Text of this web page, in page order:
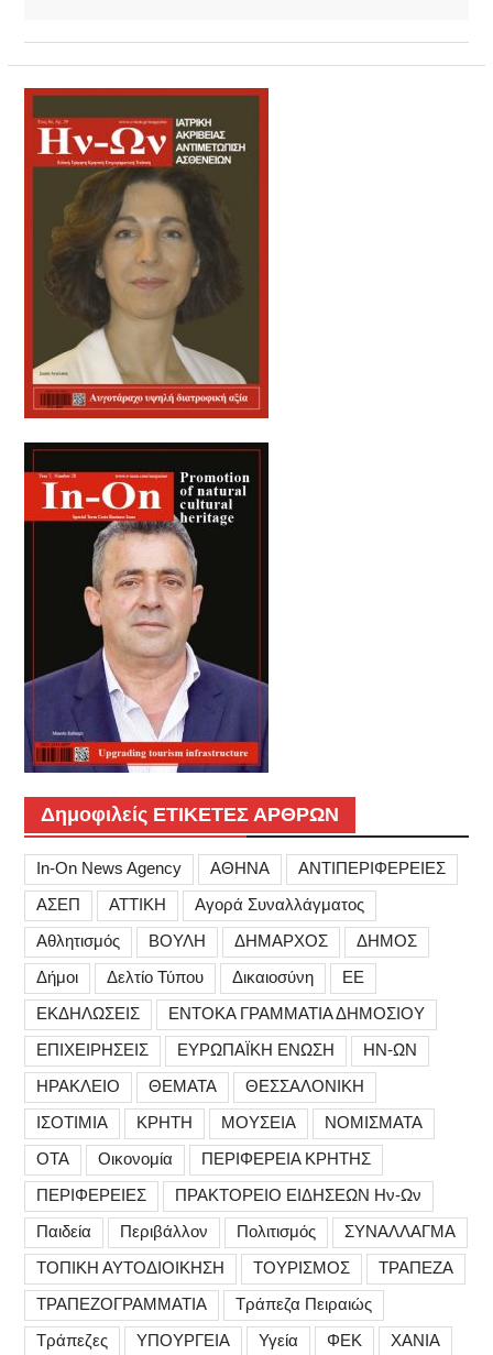
Δημοφιλείς ΕΤΙΚΕΤΕΣ ΑΡΘΡΩΝ
In-On News Agency ΑΘΗΝΑ
ΑΝΤΙΠΕΡΙΦΕΡΕΙΕΣ
ΑΣΕΠ
ΑΤΤΙΚΗ
Αγορά Συναλλάγματος
Αθλητισμός
ΒΟΥΛΗ ΔΗΜΑΡΧΟΣ
ΔΗΜΟΣ
Δήμοι
Δελτίο Τύπου Δικαιοσύνη
ΕΕ
ΕΚΔΗΛΩΣΕΙΣ
ΕΝΤΟΚΑ ΓΡΑΜΜΑΤΙΑ ΔΗΜΟΣΙΟΥ
ΕΠΙΧΕΙΡΗΣΕΙΣ
ΕΥΡΩΠΑΪΚΗ ΕΝΩΣΗ
ΗΝ-ΩΝ
ΗΡΑΚΛΕΙΟ
ΘΕΜΑΤΑ
ΘΕΣΣΑΛΟΝΙΚΗ
ΙΣΟΤΙΜΙΑ
ΚΡΗΤΗ ΜΟΥΣΕΙΑ
ΝΟΜΙΣΜΑΤΑ
ΟΤΑ
Οικονομία
ΠΕΡΙΦΕΡΕΙΑ ΚΡΗΤΗΣ
ΠΕΡΙΦΕΡΕΙΕΣ
ΠΡΑΚΤΟΡΕΙΟ ΕΙΔΗΣΕΩΝ Ην-Ων
Παιδεία
Περιβάλλον Πολιτισμός
ΣΥΝΑΛΛΑΓΜΑ
ΤΟΠΙΚΗ ΑΥΤΟΔΙΟΙΚΗΣΗ
ΤΟΥΡΙΣΜΟΣ
ΤΡΑΠΕΖΑ
ΤΡΑΠΕΖΟΓΡΑΜΜΑΤΙΑ
Τράπεζα Πειραιώς
Τράπεζες
ΥΠΟΥΡΓΕΙΑ Υγεία ΦΕΚ ΧΑΝΙΑ